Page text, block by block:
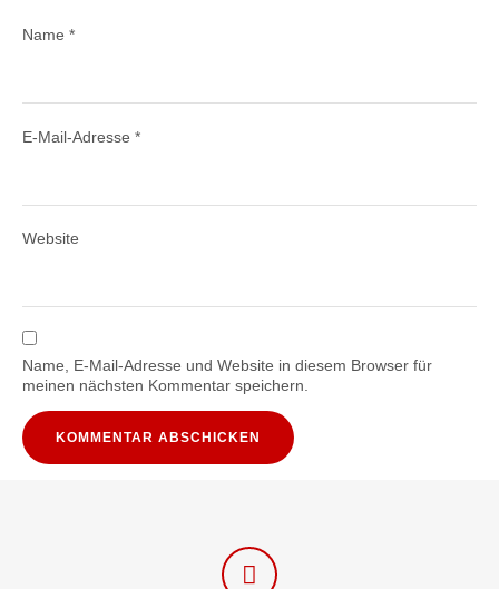
Name *
E-Mail-Adresse *
Website
Name, E-Mail-Adresse und Website in diesem Browser für
meinen nächsten Kommentar speichern.